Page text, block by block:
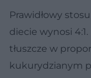
Prawidłowy
diecie wynosi
tłuszcze w
kukurydzianym